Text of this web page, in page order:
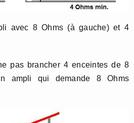
avec 8 Ohms (à gauche) et 4
pas brancher 4 enceintes de 8
ampli qui demande 8 Ohms